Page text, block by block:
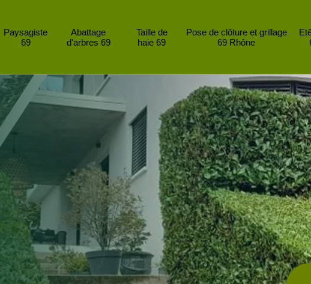
Paysagiste
69
Abattage
d'arbres 69
Taille de
haie 69
Pose de clôture et grillage
69 Rhône